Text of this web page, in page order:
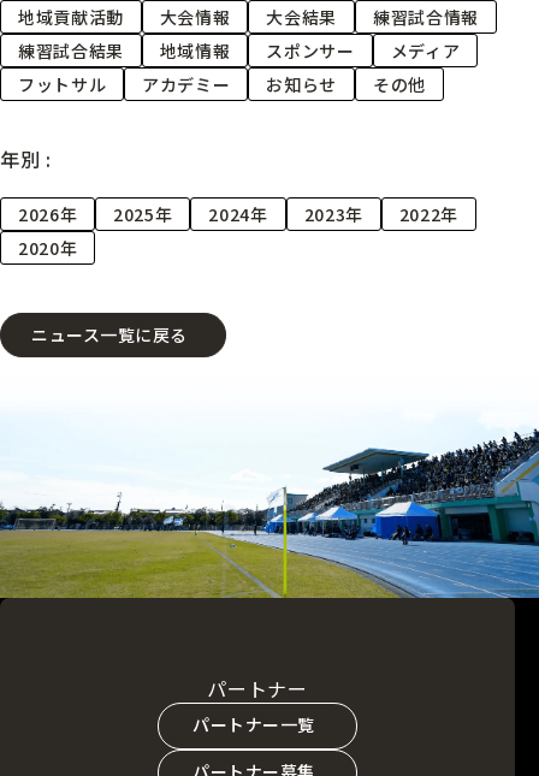
地域貢献活動
大会情報 大会結果
練習試合情報
練習試合結果
地域情報 スポンサー
メディア
フットサル
アカデミー お知らせ その他
年別 :
2026年 2025年 2024年 2023年
2022年
2020年
ニュース一覧に戻る
パートナー
パートナー一覧